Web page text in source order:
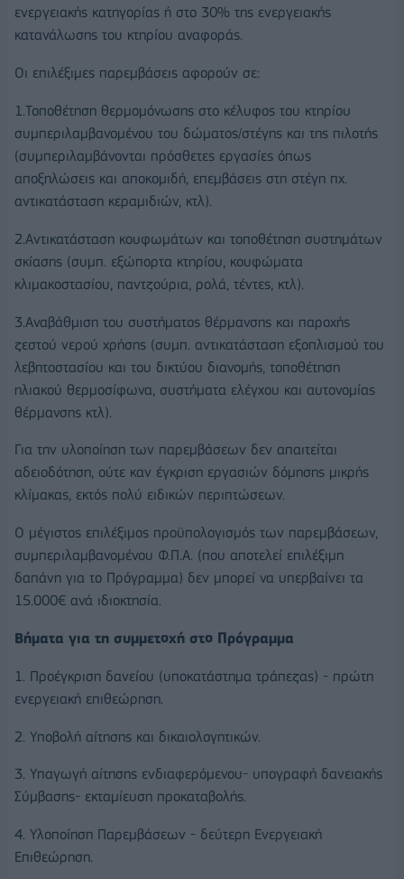
ενεργειακής κατηγορίας ή στο 30% της ενεργειακής
κατανάλωσης του κτηρίου αναφοράς.
Οι επιλέξιμες παρεμβάσεις αφορούν σε:
1.Τοποθέτηση θερμομόνωσης στο κέλυφος του κτηρίου
συμπεριλαμβανομένου του δώματος/στέγης και της πιλοτής
(συμπεριλαμβάνονται πρόσθετες εργασίες όπως
αποξηλώσεις και αποκομιδή, επεμβάσεις στη στέγη πχ.
αντικατάσταση κεραμιδιών, κτλ).
2.Αντικατάσταση κουφωμάτων και τοποθέτηση συστημάτων
σκίασης (συμπ. εξώπορτα κτηρίου, κουφώματα
κλιμακοστασίου, παντζούρια, ρολά, τέντες, κτλ).
3.Αναβάθμιση του συστήματος θέρμανσης και παροχής
ζεστού νερού χρήσης (συμπ. αντικατάσταση εξοπλισμού του
λεβητοστασίου και του δικτύου διανομής, τοποθέτηση
ηλιακού θερμοσίφωνα, συστήματα ελέγχου και αυτονομίας
θέρμανσης κτλ).
Για την υλοποίηση των παρεμβάσεων δεν απαιτείται
αδειοδότηση, ούτε καν έγκριση εργασιών δόμησης μικρής
κλίμακας, εκτός πολύ ειδικών περιπτώσεων.
Ο μέγιστος επιλέξιμος προϋπολογισμός των παρεμβάσεων,
συμπεριλαμβανομένου Φ.Π.Α. (που αποτελεί επιλέξιμη
δαπάνη για το Πρόγραμμα) δεν μπορεί να υπερβαίνει τα
15.000€ ανά ιδιοκτησία.
Βήματα για τη συμμετοχή στο Πρόγραμμα
1. Προέγκριση δανείου (υποκατάστημα τράπεζας) - πρώτη
ενεργειακή επιθεώρηση.
2. Υποβολή αίτησης και δικαιολογητικών.
3. Υπαγωγή αίτησης ενδιαφερόμενου- υπογραφή δανειακής
Σύμβασης- εκταμίευση προκαταβολής.
4. Υλοποίηση Παρεμβάσεων - δεύτερη Ενεργειακή
Επιθεώρηση.